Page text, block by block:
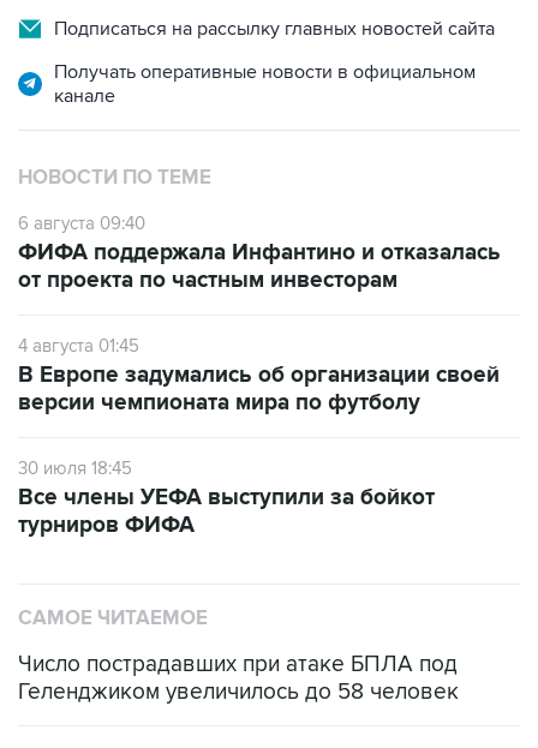
Подписаться на рассылку главных новостей сайта
Получать оперативные новости в официальном
канале
НОВОСТИ ПО ТЕМЕ
6 августа 09:40
ФИФА поддержала Инфантино и отказалась
от проекта по частным инвесторам
4 августа 01:45
В Европе задумались об организации своей
версии чемпионата мира по футболу
30 июля 18:45
Все члены УЕФА выступили за бойкот
турниров ФИФА
САМОЕ ЧИТАЕМОЕ
Число пострадавших при атаке БПЛА под
Геленджиком увеличилось до 58 человек